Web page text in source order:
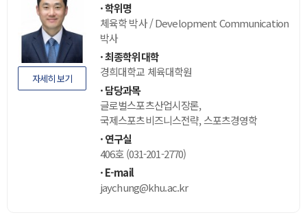
학위명
체육학 박사 / Development Communication
박사
최종학위대학
경희대학교 체육대학원
담당과목
글로벌스포츠산업시장론,
국제스포츠비즈니스전략, 스포츠경영학
연구실
406호 (031-201-2770)
E-mail
jaychung@khu.ac.kr
자세히 보기